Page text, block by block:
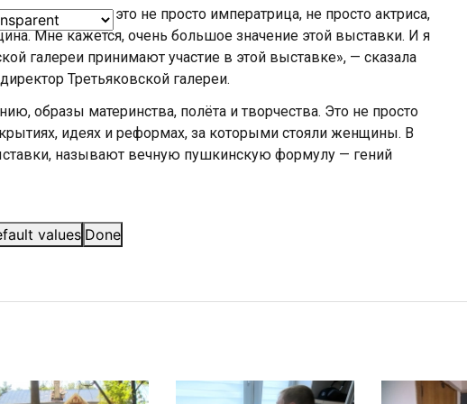
values Done
что великая — это не просто императрица, не просто актриса,
Мне кажется, очень большое значение этой выставки. И я
галереи принимают участие в этой выставке», — сказала
Третьяковской галереи.
образы материнства, полёта и творчества. Это не просто
идеях и реформах, за которыми стояли женщины. В
называют вечную пушкинскую формулу — гений